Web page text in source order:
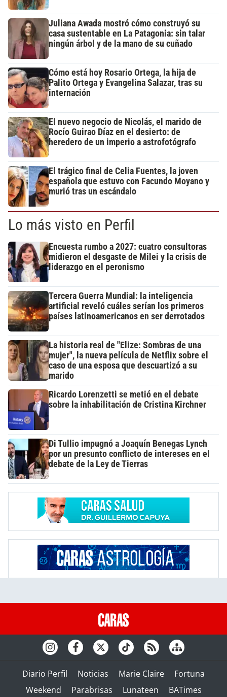
Juliana Awada mostró cómo construyó su
casa sustentable en La Patagonia: sin talar
ningún árbol y de la mano de su cuñado
Cómo está hoy Rosario Ortega, la hija de
Palito Ortega y Evangelina Salazar, tras su
internación
El nuevo negocio de Nicolás, el marido de
Rocío Guirao Díaz en el desierto: de
heredero de un imperio a astrofotógrafo
El trágico final de Celia Fuentes, la joven
española que estuvo con Facundo Moyano y
murió tras un escándalo
Lo más visto en Perfil
Encuesta rumbo a 2027: cuatro consultoras
midieron el desgaste de Milei y la crisis de
liderazgo en el peronismo
Tercera Guerra Mundial: la inteligencia
artificial reveló cuáles serían los primeros
países latinoamericanos en ser derrotados
La historia real de "Elize: Sombras de una
mujer", la nueva película de Netflix sobre el
caso de una esposa que descuartizó a su
marido
Ricardo Lorenzetti se metió en el debate
sobre la inhabilitación de Cristina Kirchner
Di Tullio impugnó a Joaquín Benegas Lynch
por un presunto conflicto de intereses en el
debate de la Ley de Tierras
Diario Perfil Noticias Marie Claire
Fortuna
Weekend
Parabrisas Lunateen BATimes